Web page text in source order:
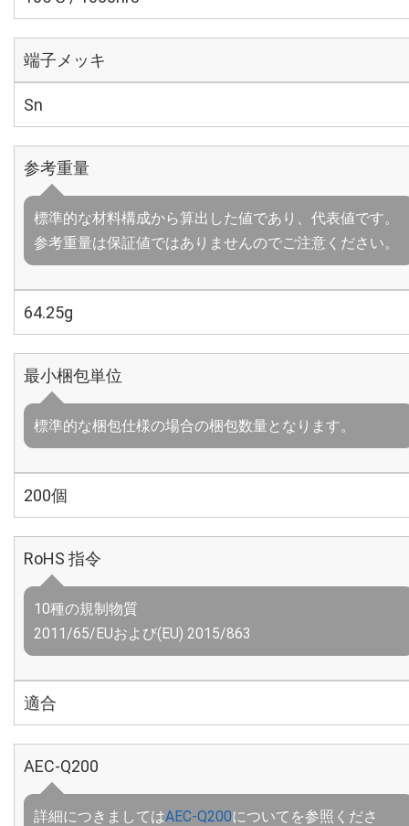
端子メッキ
Sn
参考重量
標準的な材料構成から算出した値であり、代表値です。
参考重量は保証値ではありませんのでご注意ください。
64.25g
最小梱包単位
標準的な梱包仕様の場合の梱包数量となります。
200個
RoHS 指令
10種の規制物質
2011/65/EUおよび(EU) 2015/863
適合
AEC-Q200
詳細につきましてはAEC-Q200についてを参照くださ